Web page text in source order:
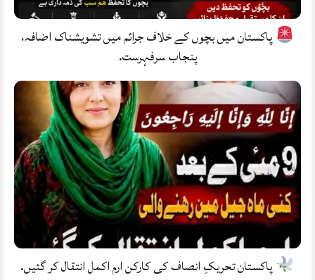
پاکستان میں بچوں کے خلاف جرائم میں تشویشناک اضافہ،
پنجاب سرفہرست.
پاکستان تحریکِ انصاف کی کارکن ارم اکمل انتقال کر گئیں.